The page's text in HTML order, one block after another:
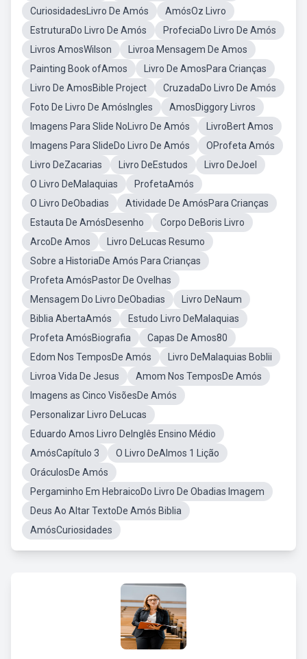
CuriosidadesLivro De Amós
AmósOz Livro
EstruturaDo Livro De Amós
ProfeciaDo Livro De Amós
Livros AmosWilson
Livroa Mensagem De Amos
Painting Book ofAmos
Livro De AmosPara Crianças
Livro De AmosBible Project
CruzadaDo Livro De Amós
Foto De Livro De AmósIngles
AmosDiggory Livros
Imagens Para Slide NoLivro De Amós
LivroBert Amos
Imagens Para SlideDo Livro De Amós
OProfeta Amós
Livro DeZacarias
Livro DeEstudos
Livro DeJoel
O Livro DeMalaquias
ProfetaAmós
O Livro DeObadias
Atividade De AmósPara Crianças
Estauta De AmósDesenho
Corpo DeBoris Livro
ArcoDe Amos
Livro DeLucas Resumo
Sobre a HistoriaDe Amós Para Crianças
Profeta AmósPastor De Ovelhas
Mensagem Do Livro DeObadias
Livro DeNaum
Biblia AbertaAmós
Estudo Livro DeMalaquias
Profeta AmósBiografia
Capas De Amos80
Edom Nos TemposDe Amós
Livro DeMalaquias Boblii
Livroa Vida De Jesus
Amom Nos TemposDe Amós
Imagens as Cinco VisõesDe Amós
Personalizar Livro DeLucas
Eduardo Amos Livro DeInglês Ensino Médio
AmósCapítulo 3
O Livro DeAlmos 1 Lição
OráculosDe Amós
Pergaminho Em HebraicoDo Livro De Obadias Imagem
Deus Ao Altar TextoDe Amós Biblia
AmósCuriosidades